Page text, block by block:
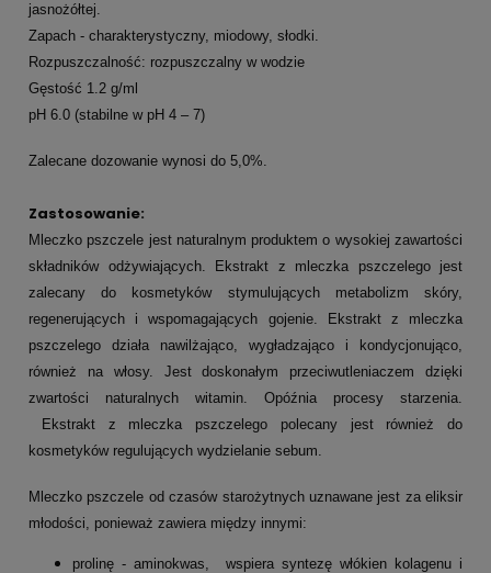
jasnożółtej.
Zapach - charakterystyczny, miodowy, słodki.
Rozpuszczalność: rozpuszczalny w wodzie
Gęstość 1.2 g/ml
pH 6.0 (stabilne w pH 4 – 7)
Zalecane dozowanie wynosi do 5,0%.
Zastosowanie:
Mleczko pszczele jest naturalnym produktem o wysokiej zawartości
składników odżywiających. Ekstrakt z mleczka pszczelego jest
zalecany do kosmetyków stymulujących metabolizm skóry,
regenerujących i wspomagających gojenie. Ekstrakt z mleczka
pszczelego działa nawilżająco, wygładzająco i kondycjonująco,
również na włosy. Jest doskonałym przeciwutleniaczem dzięki
zwartości naturalnych witamin. Opóźnia procesy starzenia.
Ekstrakt z mleczka pszczelego polecany jest również do
kosmetyków regulujących wydzielanie sebum.
Mleczko pszczele od czasów starożytnych uznawane jest za eliksir
młodości, ponieważ zawiera między innymi:
prolinę - aminokwas, wspiera syntezę włókien kolagenu i